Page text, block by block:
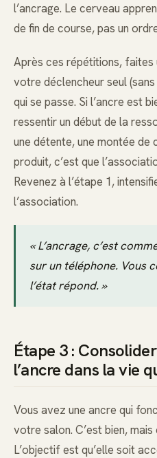
l’ancrage. Le cerveau
de fin de course, pas un
Après ces répétitions,
votre déclencheur seul
qui se passe. Si l’ancre est
ressentir un début de la
une détente, une montée de
produit, c’est que
Revenez à l’étape 1,
l’association.
« L’ancrage, c’est
sur un téléphone. Vous
l’état répond. »
Étape 3 :
l’ancre dans la vie
Vous avez une ancre qui
votre salon. C’est bien, mais
L’objectif est qu’elle soit